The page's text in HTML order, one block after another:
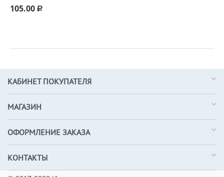
105.00 Р
КАБИНЕТ ПОКУПАТЕЛЯ
МАГАЗИН
ОФОРМЛЕНИЕ ЗАКАЗА
КОНТАКТЫ